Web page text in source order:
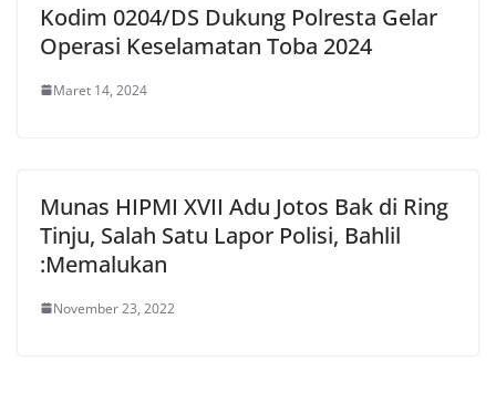
Kodim 0204/DS Dukung Polresta Gelar
Operasi Keselamatan Toba 2024
Maret 14, 2024
Munas HIPMI XVII Adu Jotos Bak di Ring
Tinju, Salah Satu Lapor Polisi, Bahlil
:Memalukan
November 23, 2022